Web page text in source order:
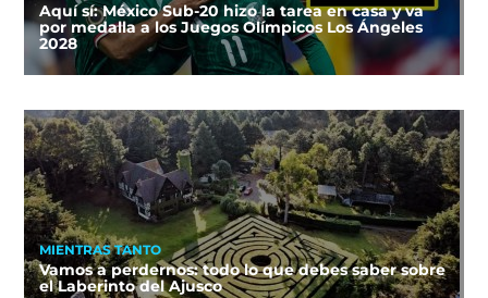
Aquí sí: México Sub-20 hizo la tarea en casa y va
por medalla a los Juegos Olímpicos Los Ángeles
2028
MIENTRAS TANTO
Vamos a perdernos: todo lo que debes saber sobre
el Laberinto del Ajusco